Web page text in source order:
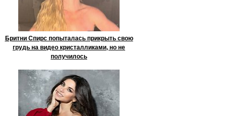
Бритни Спирс попыталась прикрыть свою
грудь на видео кристалликами, но не
получилось